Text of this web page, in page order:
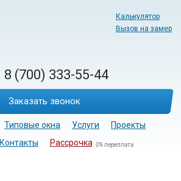
Калькулятор
Вызов на замер
8 (700) 333-55-44
Заказать звонок
Типовые окна Услуги
Проекты
Контакты Рассрочка 0% переплата